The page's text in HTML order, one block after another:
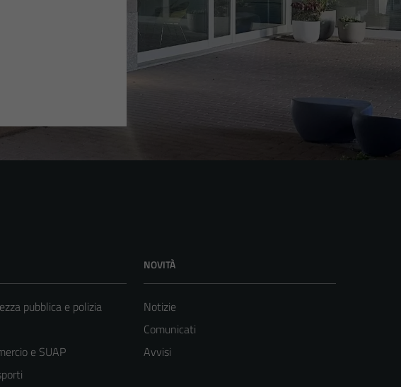
pubblica e polizia
e SUAP
NOVITÀ
Notizie
Comunicati
Avvisi